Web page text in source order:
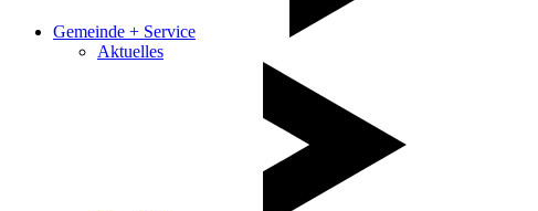
Gemeinde + Service
Aktuelles